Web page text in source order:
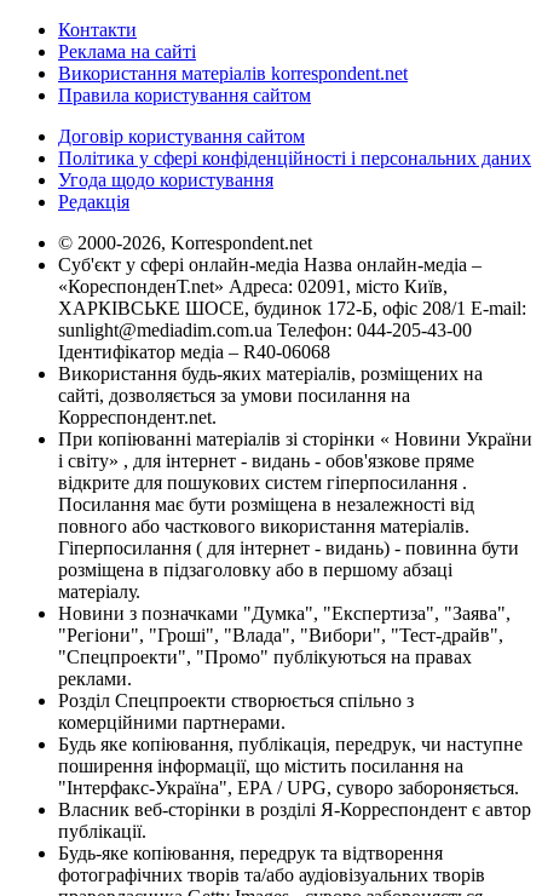
Контакти
Реклама на сайті
Використання матеріалів korrespondent.net
Правила користування сайтом
Договір користування сайтом
Політика у сфері конфіденційності і персональних даних
Угода щодо користування
Редакція
© 2000-2026, Korrespondent.net
Суб'єкт у сфері онлайн-медіа Назва онлайн-медіа –
«КореспонденТ.net» Адреса: 02091, місто Київ,
ХАРКІВСЬКЕ ШОСЕ, будинок 172-Б, офіс 208/1 E-mail:
sunlight@mediadim.com.ua Телефон: 044-205-43-00
Ідентифікатор медіа – R40-06068
Використання будь-яких матеріалів, розміщених на
сайті, дозволяється за умови посилання на
Корреспондент.net.
При копіюванні матеріалів зі сторінки « Новини України
і світу» , для інтернет - видань - обов'язкове пряме
відкрите для пошукових систем гіперпосилання .
Посилання має бути розміщена в незалежності від
повного або часткового використання матеріалів.
Гіперпосилання ( для інтернет - видань) - повинна бути
розміщена в підзаголовку або в першому абзаці
матеріалу.
Новини з позначками "Думка", "Експертиза", "Заява",
"Регіони", "Гроші", "Влада", "Вибори", "Тест-драйв",
"Спецпроекти", "Промо" публікуються на правах
реклами.
Розділ Спецпроекти створюється спільно з
комерційними партнерами.
Будь яке копіювання, публікація, передрук, чи наступне
поширення інформації, що містить посилання на
"Інтерфакс-Україна", EPA / UPG, суворо забороняється.
Власник веб-сторінки в розділі Я-Корреспондент є автор
публікації.
Будь-яке копіювання, передрук та відтворення
фотографічних творів та/або аудіовізуальних творів